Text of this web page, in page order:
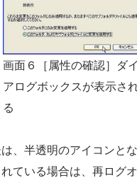
画面６［属性の確認］ダイ
アログボックスが表示さ
る
、半透明のアイコンと
ている場合は、再ログ